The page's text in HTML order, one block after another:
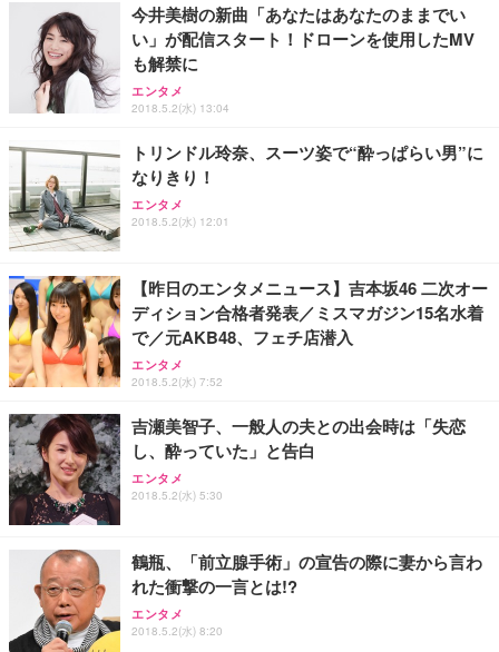
今井美樹の新曲「あなたはあなたのままでい
い」が配信スタート！ドローンを使用したMV
も解禁に
エンタメ
2018.5.2(水) 13:04
トリンドル玲奈、スーツ姿で“酔っぱらい男”に
なりきり！
エンタメ
2018.5.2(水) 12:01
【昨日のエンタメニュース】吉本坂46 二次オー
ディション合格者発表／ミスマガジン15名水着
で／元AKB48、フェチ店潜入
エンタメ
2018.5.2(水) 7:52
吉瀬美智子、一般人の夫との出会時は「失恋
し、酔っていた」と告白
エンタメ
2018.5.2(水) 5:30
鶴瓶、「前立腺手術」の宣告の際に妻から言わ
れた衝撃の一言とは!?
エンタメ
2018.5.2(水) 8:20